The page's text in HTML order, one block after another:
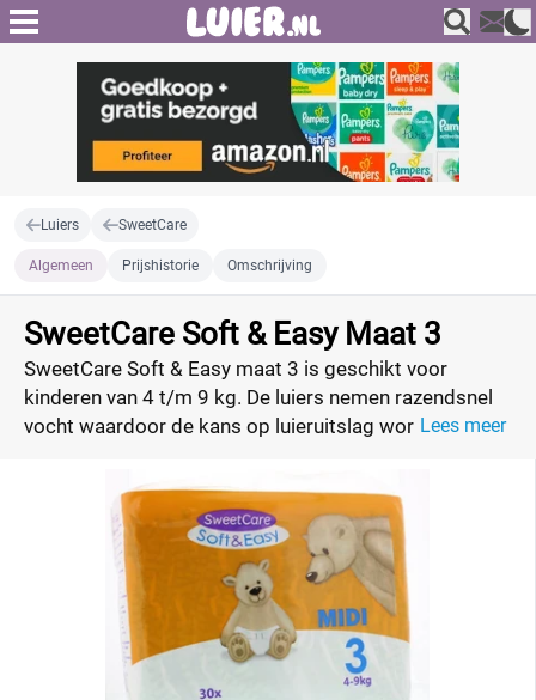
Luiers SweetCare
Algemeen Prijshistorie Omschrijving
SweetCare Soft & Easy Maat 3
SweetCare Soft & Easy maat 3 is geschikt voor
kinderen van 4 t/m 9 kg. De luiers nemen razendsnel
vocht waardoor de kans op luieruitslag wordtLees meer